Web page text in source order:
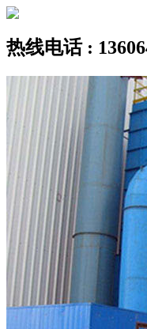
热线电话 :